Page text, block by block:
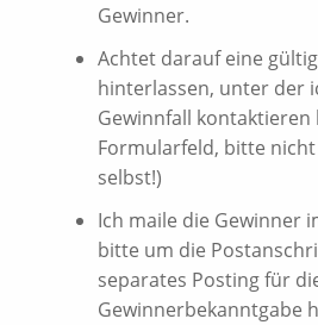
Gewinner.
Achtet darauf eine
hinterlassen, unter der
Gewinnfall kontaktieren
Formularfeld, bitte
selbst!)
Ich maile die Gewinner
bitte um die
separates Posting für
Gewinnerbekanntgabe